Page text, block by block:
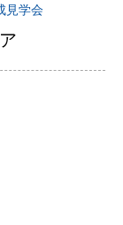
見学会